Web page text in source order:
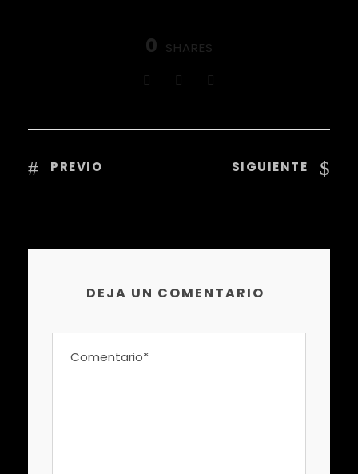
0 SHARES
PREVIO SIGUIENTE
DEJA UN COMENTARIO